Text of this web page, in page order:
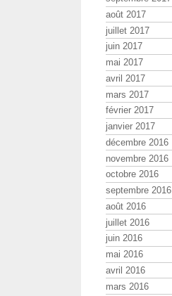
août 2017
juillet 2017
juin 2017
mai 2017
avril 2017
mars 2017
février 2017
janvier 2017
décembre 2016
novembre 2016
octobre 2016
septembre 2016
août 2016
juillet 2016
juin 2016
mai 2016
avril 2016
mars 2016